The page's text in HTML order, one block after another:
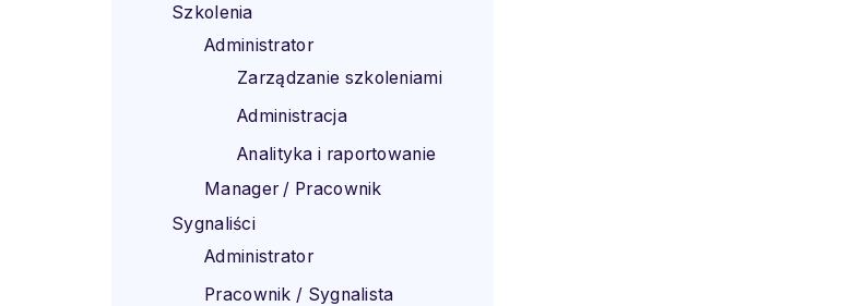
Szkolenia
Administrator
Zarządzanie szkoleniami
Administracja
Analityka i raportowanie
Manager / Pracownik
Sygnaliści
Administrator
Pracownik / Sygnalista